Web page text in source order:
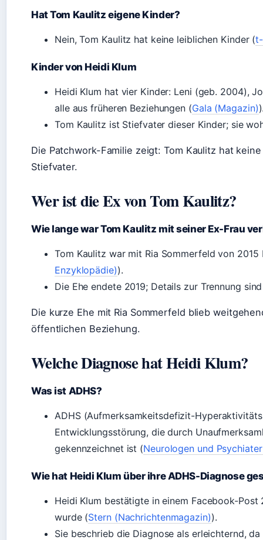
Hat Tom Kaulitz eigene Kinder?
Nein, Tom Kaulitz hat keine leiblichen Kinder (
Kinder von Heidi Klum
Heidi Klum hat vier Kinder: Leni (geb. 2004),
alle aus früheren Beziehungen (Gala (Magazin)
Tom Kaulitz ist Stiefvater dieser Kinder; sie
Die Patchwork-Familie zeigt: Tom Kaulitz hat
Stiefvater.
Wer ist die Ex von Tom Kaulitz?
Wie lange war Tom Kaulitz mit seiner Ex-Frau
Tom Kaulitz war mit Ria Sommerfeld von
Enzyklopädie)).
Die Ehe endete 2019; Details zur Trennung
Die kurze Ehe mit Ria Sommerfeld blieb
öffentlichen Beziehung.
Welche Diagnose hat Heidi Klum?
Was ist ADHS?
ADHS (Aufmerksamkeitsdefizit-
Entwicklungsstörung, die durch
gekennzeichnet ist (Neurologen und
Wie hat Heidi Klum über ihre ADHS-Diagnose
Heidi Klum bestätigte in einem Facebook-
wurde (Stern (Nachrichtenmagazin)).
Sie beschrieb die Diagnose als erleichternd,